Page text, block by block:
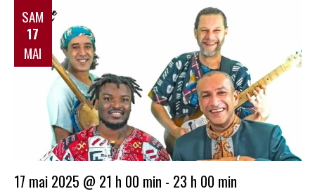
SAM
17
MAI
17 mai 2025 @ 21 h 00 min - 23 h 00 min